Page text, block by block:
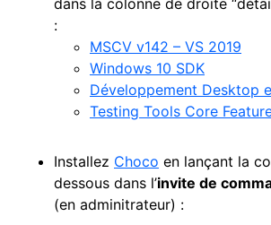
dans la colonne de droite
:
MSCV v142 – VS 2019
Windows 10 SDK
Développement Desktop
Testing Tools Core
Installez Choco en lançant la
dessous dans l’invite de
(en adminitrateur) :